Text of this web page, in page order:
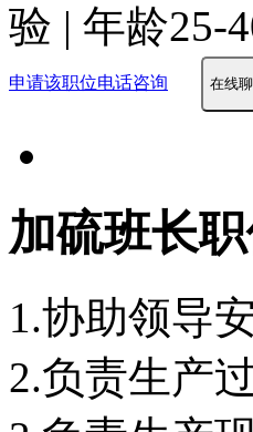
验 | 年龄25-
申请该职位电话咨询 在线
加硫班长
1.协助领导
2.负责生产